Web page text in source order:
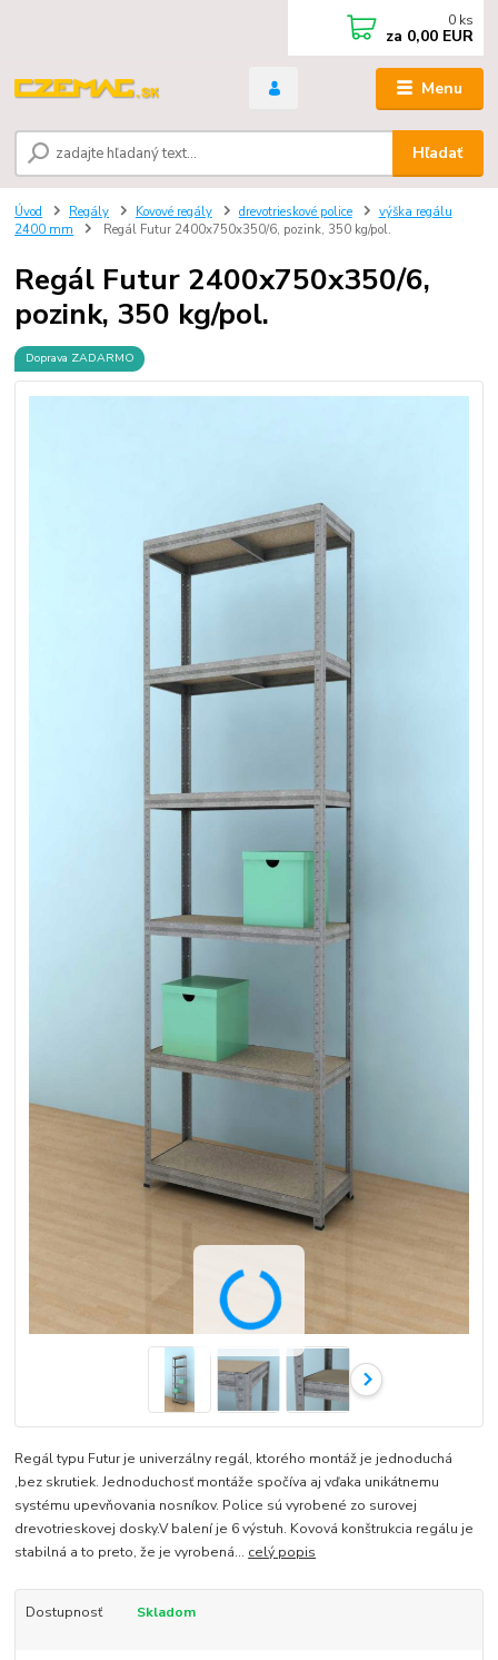
Menu
Hľadať
0 ks
za 0,00 EUR
Úvod Regály Kovové regály drevotrieskové police
výška regálu
2400 mm
Regál Futur 2400x750x350/6, pozink, 350 kg/pol.
Regál Futur 2400x750x350/6,
pozink, 350 kg/pol.
Doprava ZADARMO
Regál typu Futur je univerzálny regál, ktorého montáž je jednoduchá
,bez skrutiek. Jednoduchosť montáže spočíva aj vďaka unikátnemu
systému upevňovania nosníkov. Police sú vyrobené zo surovej
drevotrieskovej dosky.V balení je 6 výstuh. Kovová konštrukcia regálu je
stabilná a to preto, že je vyrobená... celý popis
Dostupnosť Skladom